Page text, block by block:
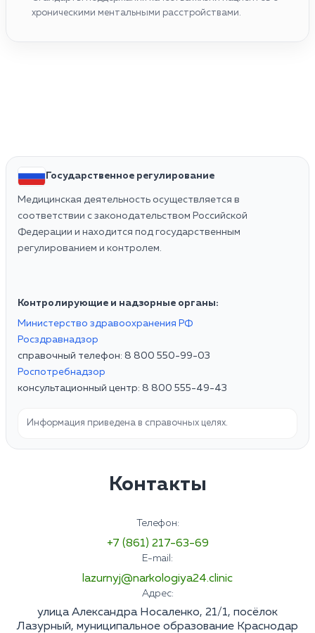
хроническими ментальными расстройствами.
Государственное регулирование
Медицинская деятельность осуществляется в
соответствии с законодательством Российской
Федерации и находится под государственным
регулированием и контролем.
Контролирующие и надзорные органы:
Министерство здравоохранения РФ
Росздравнадзор
справочный телефон: 8 800 550-99-03
Роспотребнадзор
консультационный центр: 8 800 555-49-43
Информация приведена в справочных целях.
Контакты
Телефон:
+7 (861) 217-63-69
E-mail:
lazurnyj@narkologiya24.clinic
Адрес:
улица Александра Носаленко, 21/1, посёлок
Лазурный, муниципальное образование Краснодар